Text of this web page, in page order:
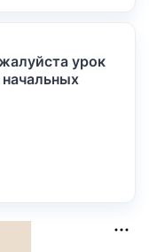
урок
начальных